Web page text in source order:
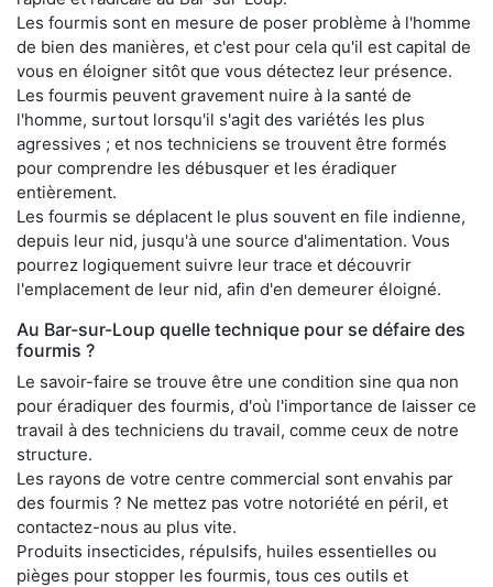
Les fourmis sont en mesure de poser problème à l'homme
de bien des manières, et c'est pour cela qu'il est capital de
vous en éloigner sitôt que vous détectez leur présence.
Les fourmis peuvent gravement nuire à la santé de
l'homme, surtout lorsqu'il s'agit des variétés les plus
agressives ; et nos techniciens se trouvent être formés
pour comprendre les débusquer et les éradiquer
entièrement.
Les fourmis se déplacent le plus souvent en file indienne,
depuis leur nid, jusqu'à une source d'alimentation. Vous
pourrez logiquement suivre leur trace et découvrir
l'emplacement de leur nid, afin d'en demeurer éloigné.
Au Bar-sur-Loup quelle technique pour se défaire des
fourmis ?
Le savoir-faire se trouve être une condition sine qua non
pour éradiquer des fourmis, d'où l'importance de laisser ce
travail à des techniciens du travail, comme ceux de notre
structure.
Les rayons de votre centre commercial sont envahis par
des fourmis ? Ne mettez pas votre notoriété en péril, et
contactez-nous au plus vite.
Produits insecticides, répulsifs, huiles essentielles ou
pièges pour stopper les fourmis, tous ces outils et